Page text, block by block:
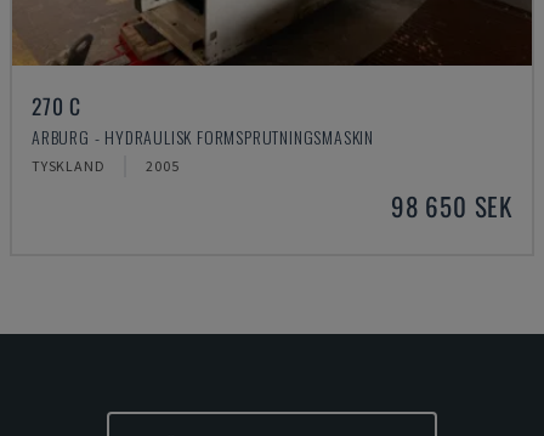
270 C
ARBURG - HYDRAULISK FORMSPRUTNINGSMASKIN
TYSKLAND 2005
98 650 SEK